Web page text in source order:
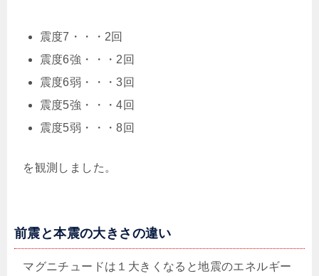
震度7・・・2回
震度6強・・・2回
震度6弱・・・3回
震度5強・・・4回
震度5弱・・・8回
を観測しました。
前震と本震の大きさの違い
マグニチュードは１大きくなると地震のエネルギー